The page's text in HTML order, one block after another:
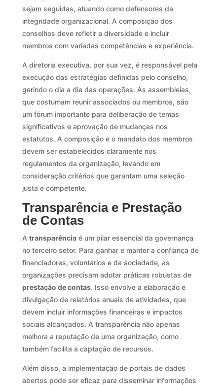
sejam seguidas, atuando como defensores da
integridade organizacional. A composição dos
conselhos deve refletir a diversidade e incluir
membros com variadas competências e experiência.
A diretoria executiva, por sua vez, é responsável pela
execução das estratégias definidas pelo conselho,
gerindo o dia a dia das operações. As assembleias,
que costumam reunir associados ou membros, são
um fórum importante para deliberação de temas
significativos e aprovação de mudanças nos
estatutos. A composição e o mandato dos membros
devem ser estabelecidos claramente nos
regulamentos da organização, levando em
consideração critérios que garantam uma seleção
justa e competente.
Transparência e Prestação
de Contas
A transparênciaé um pilar essencial da governança
no terceiro setor. Para ganhar e manter a confiança de
financiadores, voluntários e da sociedade, as
organizações precisam adotar práticas robustas de
prestação de contas. Isso envolve a elaboração e
divulgação de relatórios anuais de atividades, que
devem incluir informações financeiras e impactos
sociais alcançados. A transparência não apenas
melhora a reputação de uma organização, como
também facilita a captação de recursos.
Além disso, a implementação de portais de dados
abertos pode ser eficaz para disseminar informações